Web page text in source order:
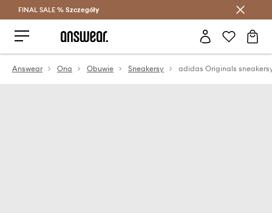
Oszczędzaj z Answear Club >
FINAL SALE % Szczegóły
Answear Ona Obuwie Sneakersy